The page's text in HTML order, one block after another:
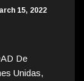
15, 2022
De
Unidas,